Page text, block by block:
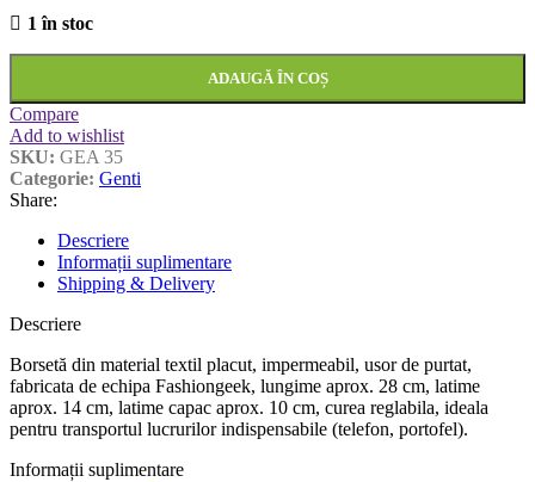
1 în stoc
ADAUGĂ ÎN COȘ
Compare
Add to wishlist
SKU: GEA 35
Categorie: Genti
Share:
Descriere
Informații suplimentare
Shipping & Delivery
Descriere
Borsetă din material textil placut, impermeabil, usor de purtat,
fabricata de echipa Fashiongeek, lungime aprox. 28 cm, latime
aprox. 14 cm, latime capac aprox. 10 cm, curea reglabila, ideala
pentru transportul lucrurilor indispensabile (telefon, portofel).
Informații suplimentare